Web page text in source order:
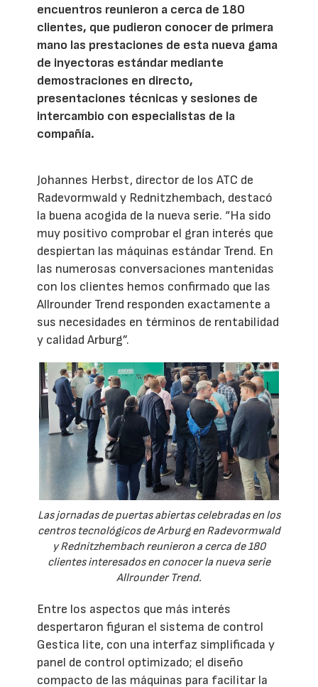
encuentros reunieron a cerca de 180
clientes, que pudieron conocer de primera
mano las prestaciones de esta nueva gama
de inyectoras estándar mediante
demostraciones en directo,
presentaciones técnicas y sesiones de
intercambio con especialistas de la
compañía.
Johannes Herbst, director de los ATC de
Radevormwald y Rednitzhembach, destacó
la buena acogida de la nueva serie. “Ha sido
muy positivo comprobar el gran interés que
despiertan las máquinas estándar Trend. En
las numerosas conversaciones mantenidas
con los clientes hemos confirmado que las
Allrounder Trend responden exactamente a
sus necesidades en términos de rentabilidad
y calidad Arburg”.
Las jornadas de puertas abiertas celebradas en los
centros tecnológicos de Arburg en Radevormwald
y Rednitzhembach reunieron a cerca de 180
clientes interesados en conocer la nueva serie
Allrounder Trend.
Entre los aspectos que más interés
despertaron figuran el sistema de control
Gestica lite, con una interfaz simplificada y
panel de control optimizado; el diseño
compacto de las máquinas para facilitar la